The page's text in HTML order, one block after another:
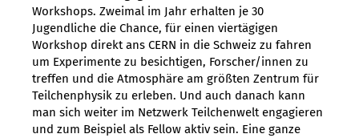
Workshops. Zweimal im Jahr erhalten je 30
Jugendliche die Chance, für einen viertägigen
Workshop direkt ans CERN in die Schweiz zu fahren
um Experimente zu besichtigen, Forscher/innen zu
treffen und die Atmosphäre am größten Zentrum für
Teilchenphysik zu erleben. Und auch danach kann
man sich weiter im Netzwerk Teilchenwelt engagieren
und zum Beispiel als Fellow aktiv sein. Eine ganze